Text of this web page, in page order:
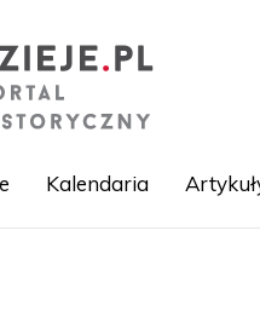
Kalendaria